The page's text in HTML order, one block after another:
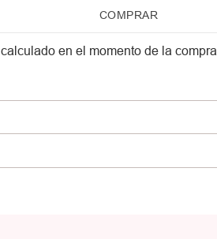
COMPRAR
calculado en el momento de la compra.